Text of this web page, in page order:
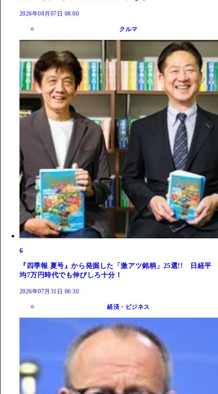
2026年08月07日 08:00
クルマ
6
『四季報 夏号』から発掘した「激アツ銘柄」25選!! 日経平
均7万円時代でも伸びしろ十分！
2026年07月31日 06:30
経済・ビジネス